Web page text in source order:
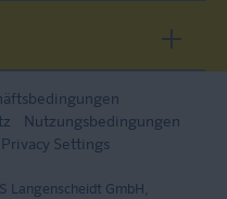
Nutzungsbedingungen
Privacy Settings
Langenscheidt GmbH,